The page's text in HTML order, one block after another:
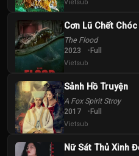
Vietsub
Cơn Lũ Chết Chóc
The Flood
2023 Full
Vietsub
Sảnh Hồ Truyện
A Fox Spirit Stroy
2017 Full
Vietsub
Nữ Sát Thủ Xinh